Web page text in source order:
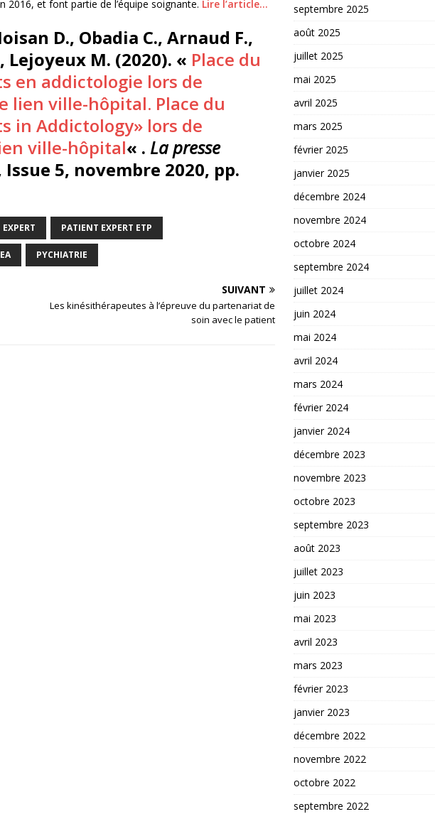
2016, et font partie de l’équipe soignante. Lire l’article…
D., Obadia C., Arnaud F.,
Lejoyeux M. (2020). « Place du
en addictologie lors de
lien ville-hôpital. Place du
in Addictology» lors de
ville-hôpital« . La presse
Issue 5, novembre 2020, pp.
PATIENT EXPERT ETP
PYCHIATRIE
SUIVANT
Les kinésithérapeutes à l’épreuve du partenariat de
soin avec le patient
septembre 2025
août 2025
juillet 2025
mai 2025
avril 2025
mars 2025
février 2025
janvier 2025
décembre 2024
novembre 2024
octobre 2024
septembre 2024
juillet 2024
juin 2024
mai 2024
avril 2024
mars 2024
février 2024
janvier 2024
décembre 2023
novembre 2023
octobre 2023
septembre 2023
août 2023
juillet 2023
juin 2023
mai 2023
avril 2023
mars 2023
février 2023
janvier 2023
décembre 2022
novembre 2022
octobre 2022
septembre 2022